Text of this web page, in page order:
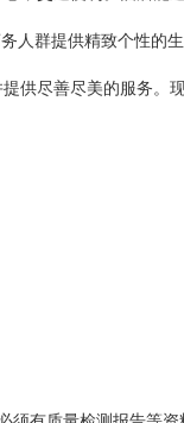
人群提供精致个性的
供尽善尽美的服务